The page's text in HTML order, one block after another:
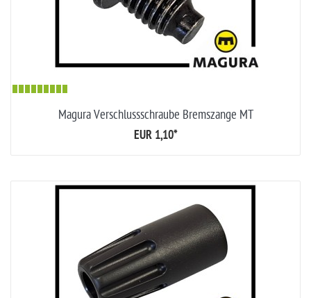
Magura Verschlussschraube Bremszange MT
EUR 1,10*